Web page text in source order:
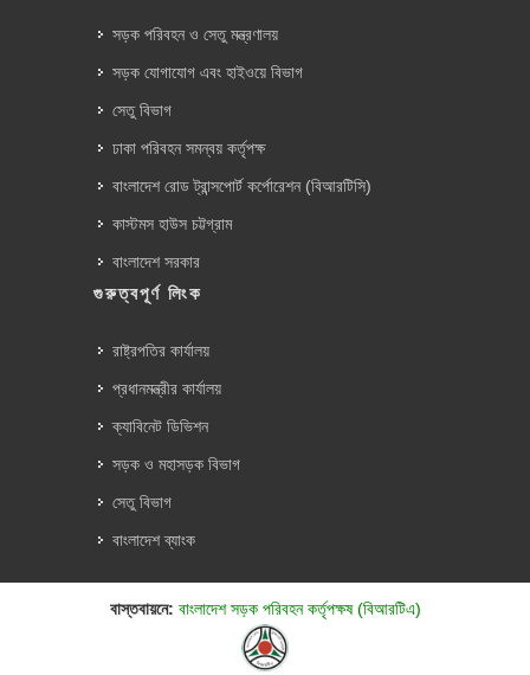
সড়ক পরিবহন ও সেতু মন্ত্রণালয়
সড়ক যোগাযোগ এবং হাইওয়ে বিভাগ
সেতু বিভাগ
ঢাকা পরিবহন সমন্বয় কর্তৃপক্ষ
বাংলাদেশ রোড ট্রান্সপোর্ট কর্পোরেশন (বিআরটিসি)
কাস্টমস হাউস চট্টগ্রাম
বাংলাদেশ সরকার
গুরুত্বপূর্ণ লিংক
রাষ্ট্রপতির কার্যালয়
প্রধানমন্ত্রীর কার্যালয়
ক্যাবিনেট ডিভিশন
সড়ক ও মহাসড়ক বিভাগ
সেতু বিভাগ
বাংলাদেশ ব্যাংক
বাস্তবায়নে: বাংলাদেশ সড়ক পরিবহন কর্তৃপক্ষ (বিআরটিএ)